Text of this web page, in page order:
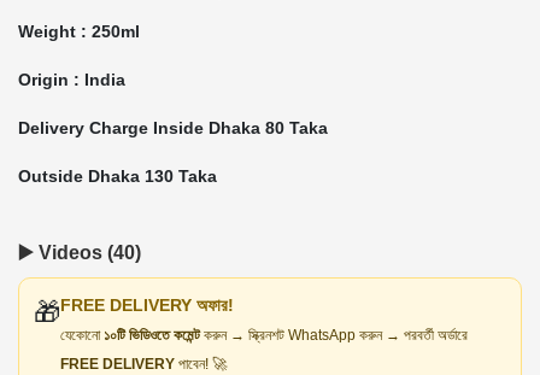
Weight : 250ml
Origin : India
Delivery Charge Inside Dhaka 80 Taka
Outside Dhaka 130 Taka
▶️ Videos (40)
🎁FREE DELIVERY অফার!
যেকোনো ১০টি ভিডিওতে কমেন্টকরুন → স্ক্রিনশট WhatsApp করুন → পরবর্তী অর্ডারে
FREE DELIVERY পাবেন! 🚀